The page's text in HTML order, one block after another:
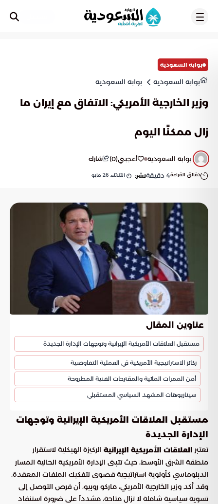
بوابة السعودية
بوابة السعودية بوابة السعودية
وزير الخارجية الأمريكي: الاتفاق مع إيران ما
زال ممكنًا اليوم
بوابة السعودية أعجبني(
0
) شارك
دقائق القراءة4 دقيقةنشر: الثلاثاء, 26 مايو
عناوين المقال
مستقبل العلاقات الأمريكية الإيرانية وتوجهات الإدارة الجديدة
ركائز الاستراتيجية الأمريكية في العملية التفاوضية
أمن الممرات المائية والمقترحات الفنية المطروحة
سيناريوهات المشهد السياسي المستقبلي
مستقبل العلاقات الأمريكية الإيرانية وتوجهات
الإدارة الجديدة
تعتبر العلاقات الأمريكية الإيرانية الركيزة الهيكلية لاستقرار
منطقة الشرق الأوسط، حيث تتبنى الإدارة الأمريكية الحالية المسار
الدبلوماسي كأولوية استراتيجية قصوى لتفكيك الملفات المعقدة.
وقد أكد وزير الخارجية الأمريكي، ماركو روبيو، أن فرص التوصل إلى
تسوية سياسية شاملة لا تزال متاحة، مشدداً على ضرورة استنفاد